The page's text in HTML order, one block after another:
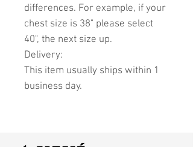
differences. For example, if your
chest size is 38" please select
40", the next size up.
Delivery:
This item usually ships within 1
business day.